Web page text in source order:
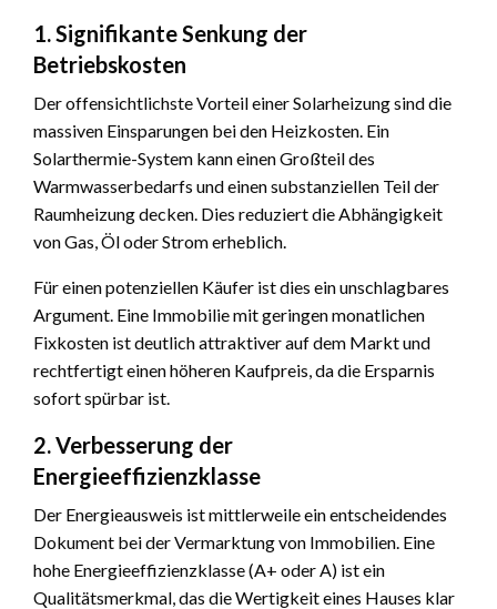
1. Signifikante Senkung der
Betriebskosten
Der offensichtlichste Vorteil einer Solarheizung sind die
massiven Einsparungen bei den Heizkosten. Ein
Solarthermie-System kann einen Großteil des
Warmwasserbedarfs und einen substanziellen Teil der
Raumheizung decken. Dies reduziert die Abhängigkeit
von Gas, Öl oder Strom erheblich.
Für einen potenziellen Käufer ist dies ein unschlagbares
Argument. Eine Immobilie mit geringen monatlichen
Fixkosten ist deutlich attraktiver auf dem Markt und
rechtfertigt einen höheren Kaufpreis, da die Ersparnis
sofort spürbar ist.
2. Verbesserung der
Energieeffizienzklasse
Der Energieausweis ist mittlerweile ein entscheidendes
Dokument bei der Vermarktung von Immobilien. Eine
hohe Energieeffizienzklasse (A+ oder A) ist ein
Qualitätsmerkmal, das die Wertigkeit eines Hauses klar